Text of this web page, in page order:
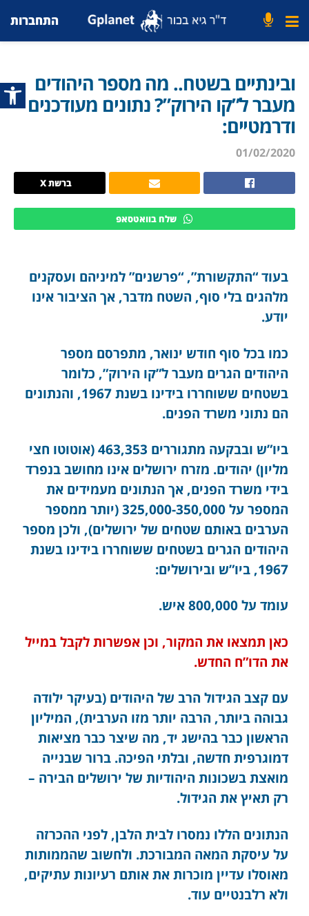
פתח
התחברות
ובינתיים בשטח.. מה מספר היהודים
מעבר ל”קו הירוק”? נתונים מעודכנים
ודרמטיים:
01/02/2020
ברשת X
שלח בוואטסאפ
בעוד “התקשורת”, “פרשנים” למיניהם ועסקנים
מלהגים בלי סוף, השטח מדבר, אך הציבור אינו
יודע.
כמו בכל סוף חודש ינואר, מתפרסם מספר
היהודים הגרים מעבר ל”קו הירוק”, כלומר
בשטחים ששוחררו בידינו בשנת 1967, והנתונים
הם נתוני משרד הפנים.
ביו”ש ובבקעה מתגוררים 463,353 (אוטוטו חצי
מליון) יהודים. מזרח ירושלים אינו מחושב בנפרד
בידי משרד הפנים, אך הנתונים מעמידים את
המספר על 325,000-350,000 (יותר ממספר
הערבים באותם שטחים של ירושלים), ולכן מספר
היהודים הגרים בשטחים ששוחררו בידינו בשנת
1967, ביו”ש ובירושלים:
עומד על 800,000 איש.
כאן תמצאו את המקור, וכן אפשרות לקבל במייל
את הדו”ח החדש.
עם קצב הגידול הרב של היהודים (בעיקר ילודה
גבוהה ביותר, הרבה יותר מזו הערבית), המיליון
הראשון כבר בהישג יד, מה שיצר כבר מציאות
דמוגרפית חדשה, ובלתי הפיכה. ברור שבנייה
מואצת בשכונות היהודיות של ירושלים הבירה –
רק תאיץ את הגידול.
הנתונים הללו נמסרו לבית הלבן, לפני ההכרזה
על עיסקת המאה המבורכת. ולחשוב שהממותות
מאוסלו עדיין מוכרות את אותם רעיונות עתיקים,
ולא רלבנטיים עוד.